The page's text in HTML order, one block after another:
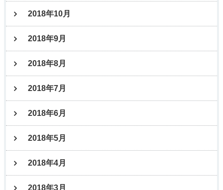
2018年10月
2018年9月
2018年8月
2018年7月
2018年6月
2018年5月
2018年4月
2018年3月